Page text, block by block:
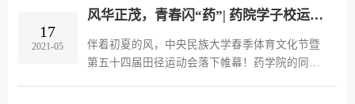
17
2021-05
风华正茂，青春闪“药”| 药院学子校运会展风采
伴着初夏的风，中央民族大学春季体育文化节暨
第五十四届田径运动会落下帷幕！药学院的同学